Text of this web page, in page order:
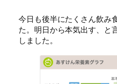
今日も後半にたくさん飲み
た。明日から本気出す、と
しました。